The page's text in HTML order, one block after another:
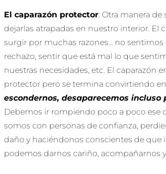
El caparazón protector: Otra manera de
dejarlas atrapadas en nuestro interior. El
surgir por muchas razones… no
rechazo, sentir que está mal lo que
nuestras necesidades, etc. El caparazón
protector pero se termina convirtiendo
escondernos, desaparecemos incluso
Debemos ir rompiendo poco a poco ese
somos con personas de confianza,
daño y haciéndonos conscientes de que
podemos darnos cariño, acompañarnos